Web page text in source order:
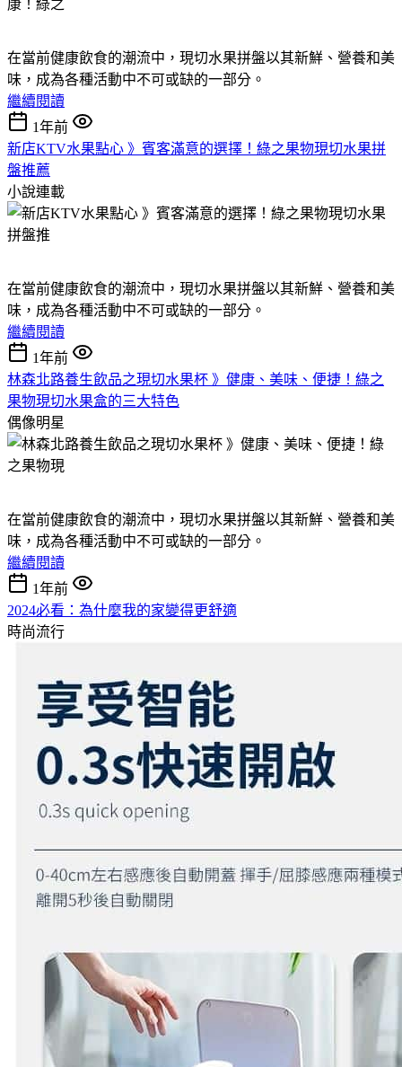
在當前健康飲食的潮流中，現切水果拼盤以其新鮮、營養和美
味，成為各種活動中不可或缺的一部分。
繼續閱讀
1年前
新店KTV水果點心 》賓客滿意的選擇！綠之果物現切水果拼
盤推薦
小說連載
在當前健康飲食的潮流中，現切水果拼盤以其新鮮、營養和美
味，成為各種活動中不可或缺的一部分。
繼續閱讀
1年前
林森北路養生飲品之現切水果杯 》健康、美味、便捷！綠之
果物現切水果盒的三大特色
偶像明星
在當前健康飲食的潮流中，現切水果拼盤以其新鮮、營養和美
味，成為各種活動中不可或缺的一部分。
繼續閱讀
1年前
2024必看：為什麼我的家變得更舒適
時尚流行